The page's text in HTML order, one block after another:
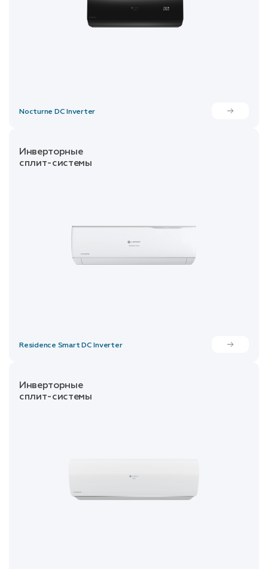
Nocturne DC Inverter
Инверторные
сплит-системы
Residence Smart DC Inverter
Инверторные
сплит-системы